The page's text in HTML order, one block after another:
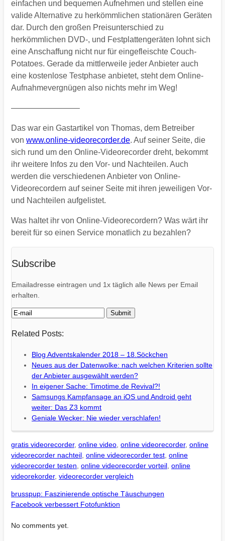
einfachen und bequemen Aufnehmen und stellen eine
valide Alternative zu herkömmlichen stationären Geräten
dar. Durch den großen Preisunterschied zu
herkömmlichen DVD-, und Festplattengeräten lohnt sich
eine Anschaffung nicht nur für eingefleischte Couch-
Potatoes. Gerade da mittlerweile jeder Anbieter auch
eine kostenlose Testphase anbietet, steht dem Online-
Aufnahmevergnügen also nichts mehr im Weg!
————————–
Das war ein Gastartikel von Thomas, dem Betreiber
von www.online-videorecorder.de. Auf seiner Seite, die
sich rund um den Online-Videorecorder dreht, bekommt
ihr weitere Infos zu den Vor- und Nachteilen. Auch
werden die verschiedenen Anbieter von Online-
Videorecordern auf seiner Seite mit ihren jeweiligen Vor-
und Nachteilen aufgelistet.
Was haltet ihr von Online-Videorecordern? Was wärt ihr
bereit für so einen Service monatlich zu bezahlen?
Subscribe
Emailadresse eintragen und 1x täglich alle News per Email
erhalten.
Related Posts:
Blog Adventskalender 2018 – 18.Söckchen
Neues aus der Datenwolke: nach welchen Kriterien sollte
der Anbieter ausgewählt werden?
In eigener Sache: Timotime.de Revival?!
Samsungs Kampfansage an iOS und Android geht
weiter: Das Z3 kommt
Geniale Wecker: Nie wieder verschlafen!
gratis videorecorder, online video online videorecorder, online
videorecorder nachteil online videorecorder test online
videorecorder testen online videorecorder vorteil online
videorekorder, videorecorder vergleich
brusspup: Faszinierende optische Täuschungen
Facebook verbessert Fotofunktion
No comments yet.